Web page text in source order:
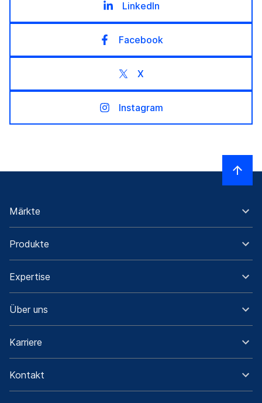
LinkedIn
Facebook
X
Instagram
Märkte
Produkte
Expertise
Über uns
Karriere
Kontakt